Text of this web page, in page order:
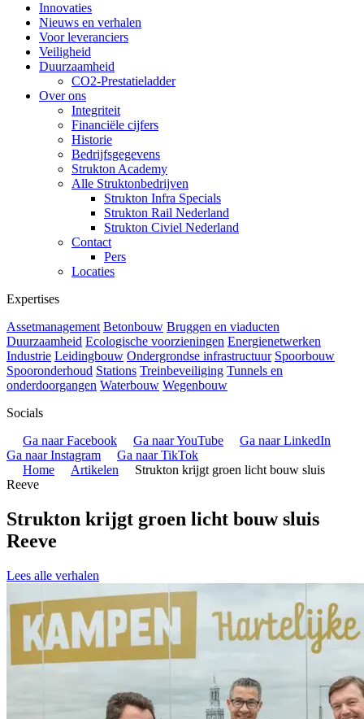
Innovaties
Nieuws en verhalen
Voor leveranciers
Veiligheid
Duurzaamheid
CO2-Prestatieladder
Over ons
Integriteit
Financiële cijfers
Historie
Bedrijfsgegevens
Strukton Academy
Alle Struktonbedrijven
Strukton Infra Specials
Strukton Rail Nederland
Strukton Civiel Nederland
Contact
Pers
Locaties
Expertises
Assetmanagement Betonbouw Bruggen en viaducten
Duurzaamheid Ecologische voorzieningen Energienetwerken
Industrie Leidingbouw Ondergrondse infrastructuur Spoorbouw
Spooronderhoud Stations Treinbeveiliging Tunnels en
onderdoorgangen Waterbouw Wegenbouw
Socials
Ga naar Facebook
Ga naar YouTube
Ga naar LinkedIn
Ga naar Instagram
Ga naar TikTok
Home
Artikelen
Strukton krijgt groen licht bouw sluis
Reeve
Strukton krijgt groen licht bouw sluis
Reeve
Lees alle verhalen